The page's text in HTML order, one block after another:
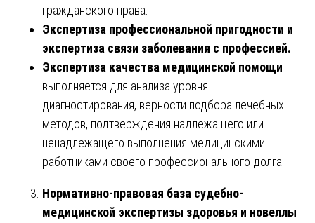
гражданского права.
Экспертиза профессиональной пригодности и
экспертиза связи заболевания с профессией.
Экспертиза качества медицинской помощи —
выполняется для анализа уровня
диагностирования, верности подбора лечебных
методов, подтверждения надлежащего или
ненадлежащего выполнения медицинскими
работниками своего профессионального долга.
Нормативно-правовая база судебно-
медицинской экспертизы здоровья и новеллы